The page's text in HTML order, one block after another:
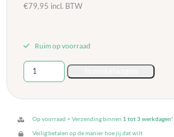
€79,95 incl. BTW
Ruim op voorraad
Grimms
Grote
Natuurlijk
Op voorraad = Verzending binnen 1 tot 3 werkdagen*
Veilig betalen op de manier hoe jij dat wilt